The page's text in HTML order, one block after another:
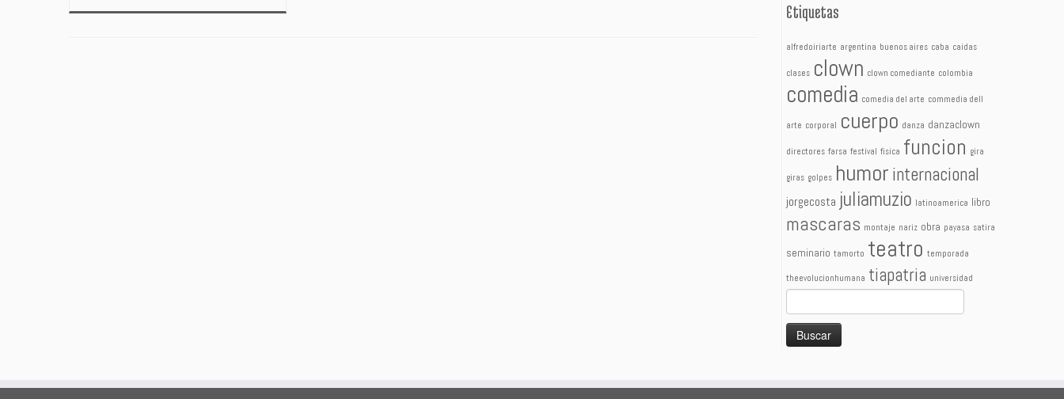
Etiquetas
alfredoiriarte argentina buenos aires caba caidas
clases clown clown comediante colombia
comedia comedia del arte commedia dell
arte corporal cuerpo danza danzaclown
directores farsa festival fisica funcion gira
giras golpes humor internacional
jorgecosta juliamuzio latinoamerica libro
mascaras montaje nariz obra payasa satira
seminario tamorto teatro temporada
theevolucionhumana tiapatria universidad